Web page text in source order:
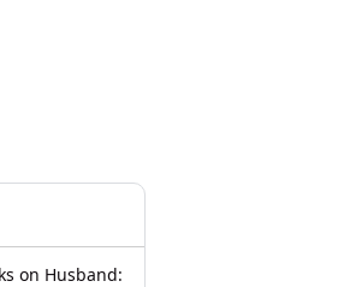
on Husband: